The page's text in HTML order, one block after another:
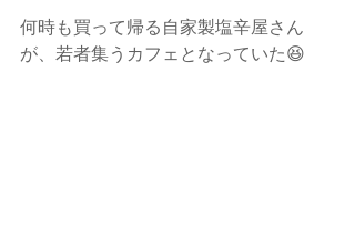
何時も買って帰る自家製塩辛屋さん
が、若者集うカフェとなっていた😆